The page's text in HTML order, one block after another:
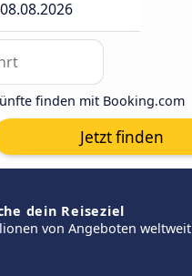
finden mit Booking.com
Jetzt finden
dein Reiseziel
von Angeboten weltweit